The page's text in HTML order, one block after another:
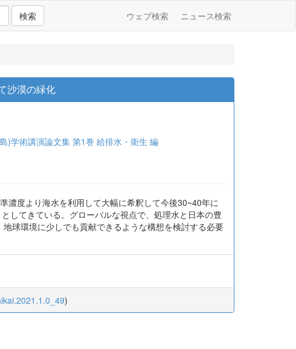
検索 ウェブ検索 ニュース検索
沙漠の緑化
)学術講演論文集 第1巻 給排水・衛生 編
濃度より海水を利用して大幅に希釈して今後30~40年に
してきている。グローバルな視点で、処理水と日本の豊
球環境に少しでも貢献できるような構想を検討する必要
)